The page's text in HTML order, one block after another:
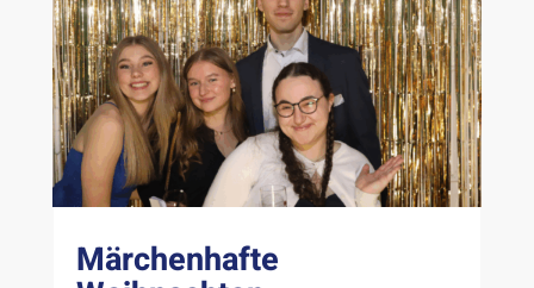
Märchenhafte